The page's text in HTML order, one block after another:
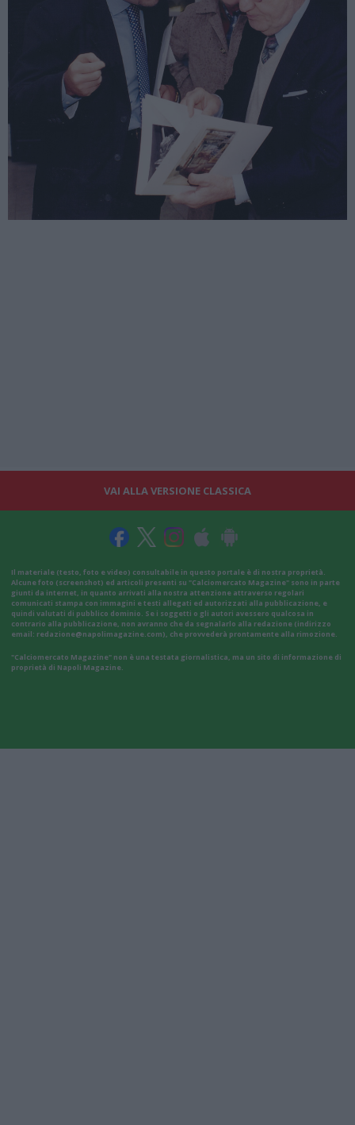
VAI ALLA VERSIONE CLASSICA
Il materiale (testo, foto e video) consultabile in questo portale è di nostra proprietà.
Alcune foto (screenshot) ed articoli presenti su "Calciomercato Magazine" sono in parte
giunti da internet, in quanto arrivati alla nostra attenzione attraverso regolari
comunicati stampa con immagini e testi allegati ed autorizzati alla pubblicazione, e
quindi valutati di pubblico dominio. Se i soggetti o gli autori avessero qualcosa in
contrario alla pubblicazione, non avranno che da segnalarlo alla redazione (indirizzo
email: redazione@napolimagazine.com), che provvederà prontamente alla rimozione.
"Calciomercato Magazine" non è una testata giornalistica, ma un sito di informazione di
proprietà di Napoli Magazine.